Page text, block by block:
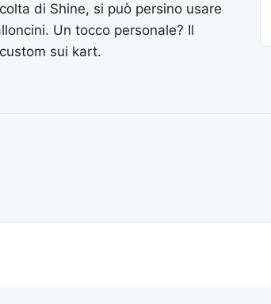
di Shine, si può persino usare
Un tocco personale? Il
sui kart.